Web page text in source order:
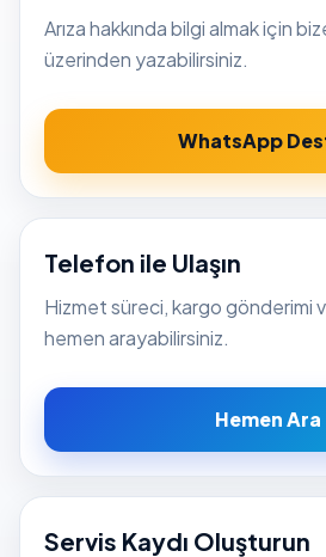
Arıza hakkında bilgi almak için
üzerinden yazabilirsiniz.
WhatsApp
Telefon ile Ulaşın
Hizmet süreci, kargo gönderimi
hemen arayabilirsiniz.
Hemen Ara
Servis Kaydı Oluşturun